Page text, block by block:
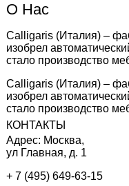
О Нас
Calligaris (Италия) –
изобрел
стало производство
Calligaris (Италия) –
изобрел
стало производство
КОНТАКТЫ
Адрес: Москва,
ул Главная, д. 1
+ 7 (495) 649-63-15